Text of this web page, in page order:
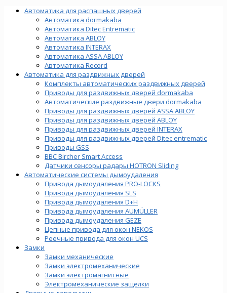
Автоматика для распашных дверей
Автоматика dormakaba
Автоматика Ditec Entrematic
Автоматика ABLOY
Автоматика INTERAX
Автоматика ASSA ABLOY
Автоматика Record
Автоматика для раздвижных дверей
Комплекты автоматических раздвижных дверей
Приводы для раздвижных дверей dormakaba
Автоматические раздвижные двери dormakaba
Приводы для раздвижных дверей ASSA ABLOY
Приводы для раздвижных дверей ABLOY
Приводы для раздвижных дверей INTERAX
Приводы для раздвижных дверей Ditec entrematic
Приводы GSS
BBC Bircher Smart Access
Датчики сенсоры радары HOTRON Sliding
Автоматические системы дымоудаления
Привода дымоудаления PRO-LOCKS
Привода дымоудаления SLS
Привода дымоудаления D+H
Привода дымоудаления AUMÜLLER
Привода дымоудаления GEZE
Цепные привода для окон NEKOS
Реечные привода для окон UСS
Замки
Замки механические
Замки электромеханические
Замки электромагнитные
Электромеханические защелки